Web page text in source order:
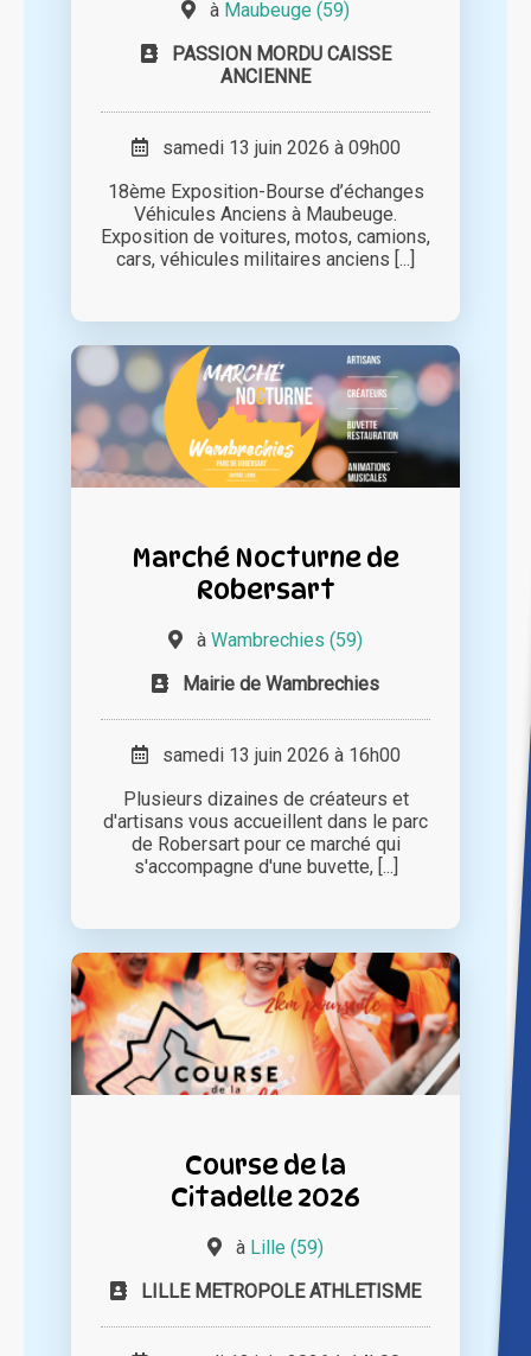
à Maubeuge (59)
PASSION MORDU CAISSE
ANCIENNE
samedi 13 juin 2026 à 09h00
18ème Exposition-Bourse d’échanges
Véhicules Anciens à Maubeuge.
Exposition de voitures, motos, camions,
cars, véhicules militaires anciens [...]
Marché Nocturne de
Robersart
à Wambrechies (59)
Mairie de Wambrechies
samedi 13 juin 2026 à 16h00
Plusieurs dizaines de créateurs et
d'artisans vous accueillent dans le parc
de Robersart pour ce marché qui
s'accompagne d'une buvette, [...]
Course de la
Citadelle 2026
à Lille (59)
LILLE METROPOLE ATHLETISME